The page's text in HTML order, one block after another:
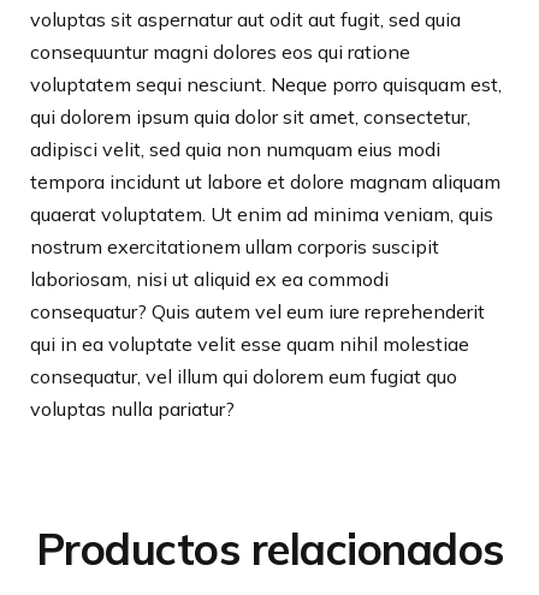
voluptas sit aspernatur aut odit aut fugit, sed quia
consequuntur magni dolores eos qui ratione
voluptatem sequi nesciunt. Neque porro quisquam est,
qui dolorem ipsum quia dolor sit amet, consectetur,
adipisci velit, sed quia non numquam eius modi
tempora incidunt ut labore et dolore magnam aliquam
quaerat voluptatem. Ut enim ad minima veniam, quis
nostrum exercitationem ullam corporis suscipit
laboriosam, nisi ut aliquid ex ea commodi
consequatur? Quis autem vel eum iure reprehenderit
qui in ea voluptate velit esse quam nihil molestiae
consequatur, vel illum qui dolorem eum fugiat quo
voluptas nulla pariatur?
Productos relacionados